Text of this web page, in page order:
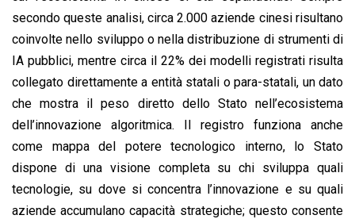
secondo queste analisi, circa 2.000 aziende cinesi risultano
coinvolte nello sviluppo o nella distribuzione di strumenti di
IA pubblici, mentre circa il 22% dei modelli registrati risulta
collegato direttamente a entità statali o para-statali, un dato
che mostra il peso diretto dello Stato nell’ecosistema
dell’innovazione algoritmica. Il registro funziona anche
come mappa del potere tecnologico interno, lo Stato
dispone di una visione completa su chi sviluppa quali
tecnologie, su dove si concentra l’innovazione e su quali
aziende accumulano capacità strategiche; questo consente